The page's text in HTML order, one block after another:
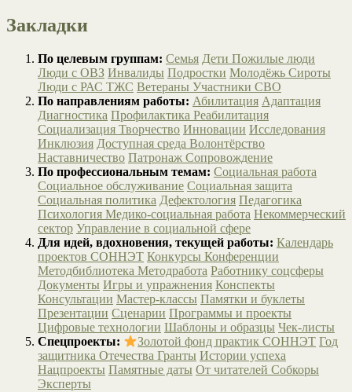
Закладки
По целевым группам: Семья Дети Пожилые люди
Люди с ОВЗ Инвалиды Подростки Молодёжь Сироты
Люди с РАС ТЖС Ветераны Участники СВО
По направлениям работы: Абилитация Адаптация
Диагностика Профилактика Реабилитация
Социализация Творчество Инновации Исследования
Инклюзия Доступная среда Волонтёрство
Наставничество Патронаж Сопровождение
По профессиональным темам: Социальная работа
Социальное обслуживание Социальная защита
Социальная политика Дефектология Педагогика
Психология Медико-социальная работа Некоммерческий
сектор Управление в социальной сфере
Для идей, вдохновения, текущей работы: Календарь
проектов СОННЭТ Конкурсы Конференции
Методбиблиотека Методработа Работнику соцсферы
Документы Игры и упражнения Конспекты
Консультации Мастер-классы Памятки и буклеты
Презентации Сценарии Программы и проекты
Цифровые технологии Шаблоны и образцы Чек-листы
Спецпроекты:
Золотой фонд практик СОННЭТ Год
защитника Отечества Гранты Истории успеха
Нацпроекты Памятные даты От читателей Собкоры
Эксперты